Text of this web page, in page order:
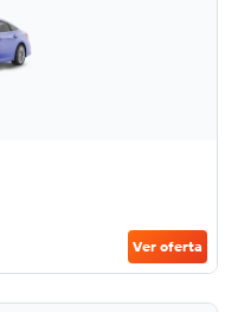
Ver oferta